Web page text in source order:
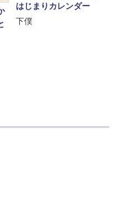
はじまりカレンダー
下僕